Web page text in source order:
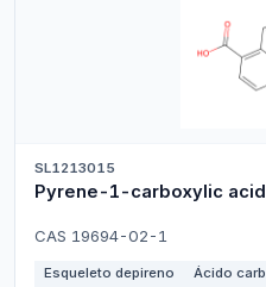
SL1213015
Pyrene-1-carboxylic acid
CAS 19694-02-1
Esqueleto depireno
Ácido